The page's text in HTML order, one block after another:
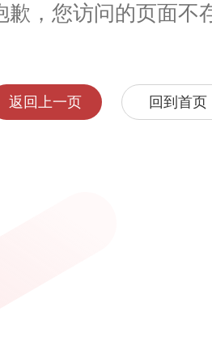
歉，您访问的页面不
返回上一页 回到首页